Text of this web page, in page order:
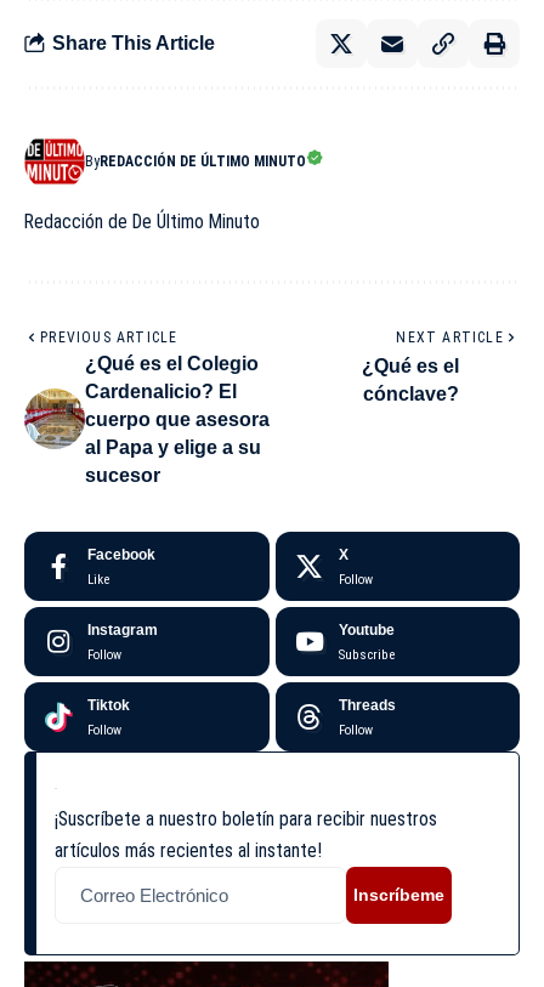
Share This Article
ByREDACCIÓN DE ÚLTIMO MINUTO
Redacción de De Último Minuto
PREVIOUS ARTICLE
¿Qué es el Colegio
Cardenalicio? El
cuerpo que asesora
al Papa y elige a su
sucesor
NEXT ARTICLE
¿Qué es el
cónclave?
Facebook
Like
X
Follow
Instagram
Follow
Youtube
Subscribe
Tiktok
Follow
Threads
Follow
¡Suscríbete a nuestro boletín para recibir nuestros
artículos más recientes al instante!
Inscríbeme